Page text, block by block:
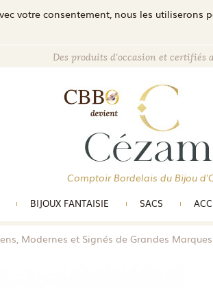
votre consentement, nous les
Des produits d'occasion et certifiés
Comptoir Bordelais du Bijou
BIJOUX FANTAISIE SACS
Modernes et Signés de Grandes Marques